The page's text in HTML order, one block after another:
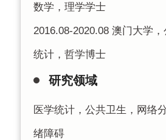
数学，理学学士
2016.08-2020.08 澳门大学
统计，哲学博士
研究领域
医学统计，公共卫生，网络
绪障碍